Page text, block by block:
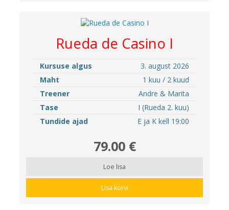
Rueda de Casino I
Kursuse algus
3. august 2026
Maht
1 kuu / 2 kuud
Treener
Andre & Marita
Tase
I (Rueda 2. kuu)
Tundide ajad
E ja K kell 19:00
79.00 €
Loe lisa
Lisa korvi